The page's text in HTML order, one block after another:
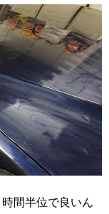
間半位で良いん